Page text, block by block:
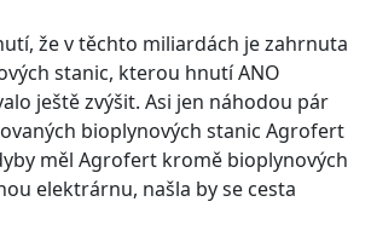
že v těchto miliardách je zahrnuta
stanic, kterou hnutí ANO
ještě zvýšit. Asi jen náhodou pár
bioplynových stanic Agrofert
měl Agrofert kromě bioplynových
elektrárnu, našla by se cesta